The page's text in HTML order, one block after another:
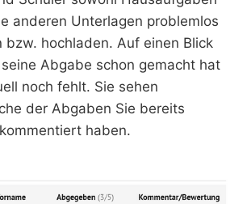
anderen Unterlagen problemlos
bzw. hochladen. Auf einen Blick
Abgabe schon gemacht hat
noch fehlt. Sie sehen
der Abgaben Sie bereits
haben.